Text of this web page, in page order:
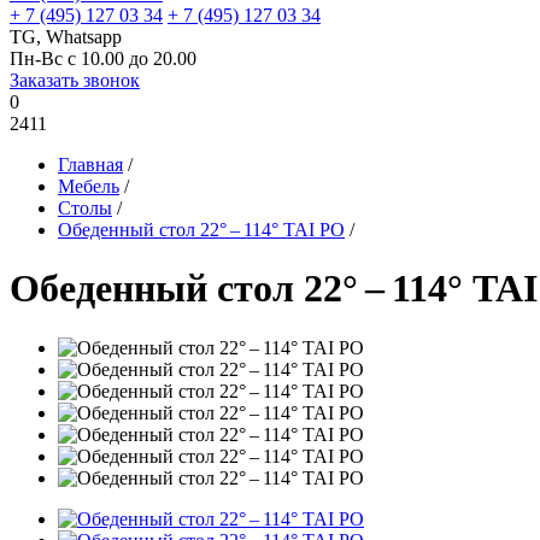
+ 7 (495) 127 03 34 + 7 (495) 127 03 34
TG, Whatsapp
Пн-Вс с 10.00 до 20.00
Заказать звонок
0
2411
Главная /
Мебель /
Столы /
Обеденный стол 22° – 114° TAI PO /
Обеденный стол 22° – 114°